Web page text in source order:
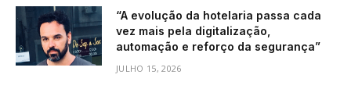
“A evolução da hotelaria passa cada
vez mais pela digitalização,
automação e reforço da segurança”
JULHO 15, 2026